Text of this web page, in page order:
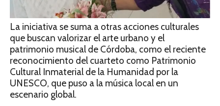
La iniciativa se suma a otras acciones culturales
que buscan valorizar el arte urbano y el
patrimonio musical de Córdoba, como el reciente
reconocimiento del cuarteto como Patrimonio
Cultural Inmaterial de la Humanidad por la
UNESCO, que puso a la música local en un
escenario global.